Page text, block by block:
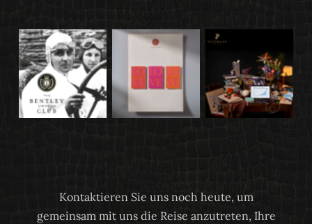
Kontaktieren Sie uns noch heute, um
gemeinsam mit uns die Reise anzutreten, Ihre